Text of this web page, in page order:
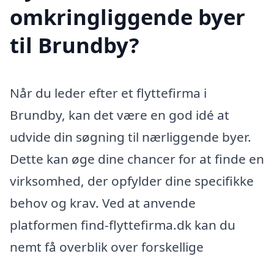
omkringliggende byer
til Brundby?
Når du leder efter et flyttefirma i
Brundby, kan det være en god idé at
udvide din søgning til nærliggende byer.
Dette kan øge dine chancer for at finde en
virksomhed, der opfylder dine specifikke
behov og krav. Ved at anvende
platformen find-flyttefirma.dk kan du
nemt få overblik over forskellige